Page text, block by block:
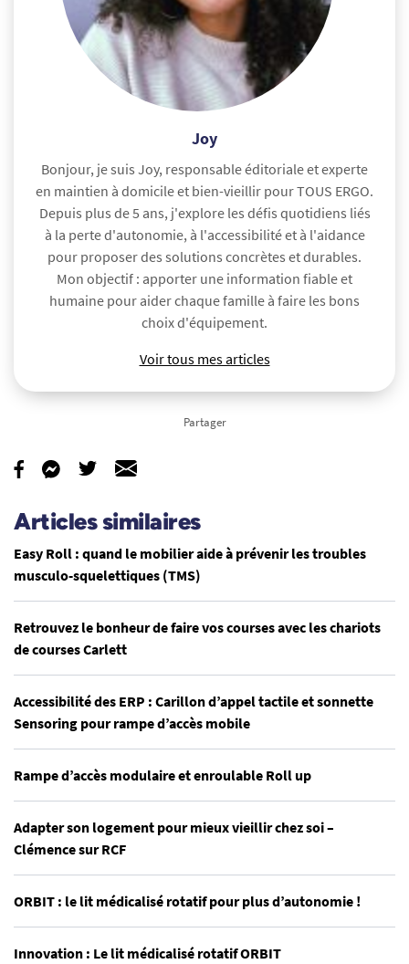
Joy
Bonjour, je suis Joy, responsable éditoriale et experte
en maintien à domicile et bien-vieillir pour TOUS ERGO.
Depuis plus de 5 ans, j'explore les défis quotidiens liés
à la perte d'autonomie, à l'accessibilité et à l'aidance
pour proposer des solutions concrètes et durables.
Mon objectif : apporter une information fiable et
humaine pour aider chaque famille à faire les bons
choix d'équipement.
Voir tous mes articles
Partager
Articles similaires
Easy Roll : quand le mobilier aide à prévenir les troubles
musculo-squelettiques (TMS)
Retrouvez le bonheur de faire vos courses avec les chariots
de courses Carlett
Accessibilité des ERP : Carillon d’appel tactile et sonnette
Sensoring pour rampe d’accès mobile
Rampe d’accès modulaire et enroulable Roll up
Adapter son logement pour mieux vieillir chez soi –
Clémence sur RCF
ORBIT : le lit médicalisé rotatif pour plus d’autonomie !
Innovation : Le lit médicalisé rotatif ORBIT